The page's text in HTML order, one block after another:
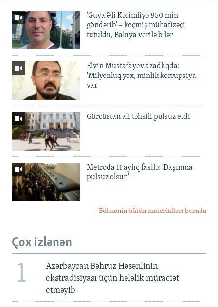
'Guya Əli Kərimliyə 850 min
göndərib' – keçmiş mühafizəçi
tutuldu, Bakıya verilə bilər
Elvin Mustafayev azadlıqda:
'Milyonluq yox, minlik korrupsiya
var'
Gürcüstan ali təhsili pulsuz etdi
Metroda 11 aylıq fasilə: 'Daşınma
pulsuz olsun'
Bölmənin bütün materialları burada
Çox izlənən
1
Azərbaycan Bəhruz Həsənlinin
ekstradisiyası üçün hələlik müraciət
etməyib